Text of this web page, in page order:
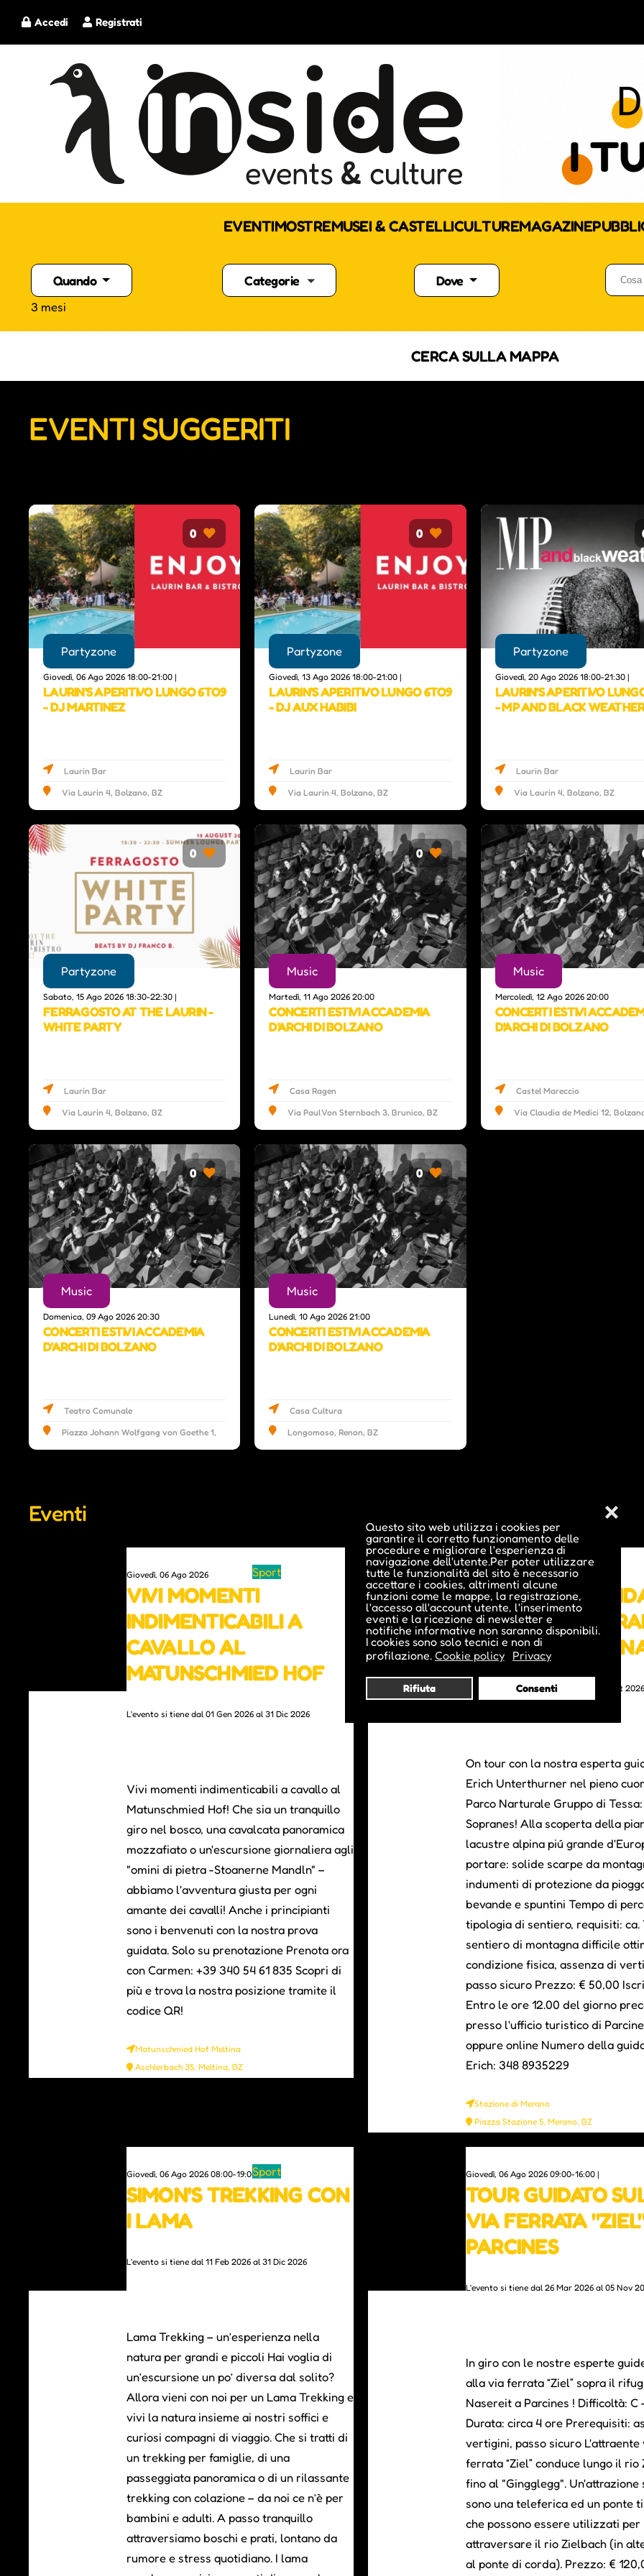
Questo sito web utilizza i cookies per
garantire il corretto funzionamento delle
procedure e migliorare l'esperienza di
navigazione dell'utente.Per poter utilizzare
tutte le funzionalità del sito è necessario
accettare i cookies, altrimenti alcune
funzioni come le mappe, la registrazione,
l'accesso all'account utente, l'inserimento
eventi e la ricezione di newsletter e
notifiche informative non saranno disponibili.
I cookies sono solo tecnici e non di
profilazione. Cookie policy Privacy
Rifiuta Consenti
❌
Registrati
Accedi
EVENTIMOSTREMUSEI & CASTELLICULTUREMAGAZINE
Quando
3 mesi
Categorie Dove
CERCA SULLA MAPPA
EVENTI SUGGERITI
0
Partyzone
Giovedì, 06 Ago 2026 18:00-21:00 |
LAURIN'S APERITIVO LUNGO 6TO9
- DJ MARTINEZ
Laurin Bar
Via Laurin 4, Bolzano, BZ
0
Partyzone
Giovedì, 13 Ago 2026 18:00-21:00 |
LAURIN'S APERITIVO LUNGO 6TO9
- DJ AUX HABIBI
Laurin Bar
Via Laurin 4, Bolzano, BZ
Partyzone
Giovedì, 20 Ago 2026 18:00-21:30 |
LAURIN'S APERITIVO
- MP AND BLACK
Laurin Bar
Via Laurin 4, Bolzano, BZ
0
Partyzone
Sabato, 15 Ago 2026 18:30-22:30 |
FERRAGOSTO AT THE LAURIN -
WHITE PARTY
Laurin Bar
Via Laurin 4, Bolzano, BZ
0
Music
Martedì, 11 Ago 2026 20:00
CONCERTI ESTIVI ACCADEMIA
D'ARCHI DI BOLZANO
Casa Ragen
Via Paul Von Sternbach 3, Brunico, BZ
Music
Mercoledì, 12 Ago 2026 20:00
CONCERTI ESTIVI
D'ARCHI DI BOLZANO
Castel Mareccio
Via Claudia de Medici 12,
0
Music
Domenica, 09 Ago 2026 20:30
CONCERTI ESTIVI ACCADEMIA
D'ARCHI DI BOLZANO
Teatro Comunale
Piazza Johann Wolfgang von Goethe 1,
0
Music
Lunedì, 10 Ago 2026 21:00
CONCERTI ESTIVI ACCADEMIA
D'ARCHI DI BOLZANO
Casa Cultura
Longomoso, Renon, BZ
Eventi
Giovedì, 06 Ago 2026
VIVI MOMENTI
INDIMENTICABILI A
CAVALLO AL
MATUNSCHMIED HOF
L'evento si tiene dal 01 Gen 2026 al 31 Dic 2026
Vivi momenti indimenticabili a cavallo al
Matunschmied Hof! Che sia un tranquillo
giro nel bosco, una cavalcata panoramica
mozzafiato o un'escursione giornaliera agli
"omini di pietra -Stoanerne Mandln" –
abbiamo l'avventura giusta per ogni
amante dei cavalli! Anche i principianti
sono i benvenuti con la nostra prova
guidata. Solo su prenotazione Prenota ora
con Carmen: +39 340 54 61 835 Scopri di
più e trova la nostra posizione tramite il
codice QR!
Matunschmied Hof Meltina
Aschlerbach 35, Meltina, BZ
0
Sport
Giovedì, 06 Ago 2026 07:10-18:00 |
ESCURSIONE
AI LAGHI DI
CON GUIDA
L'evento si tiene dal 11 Giu 2026 al 15 Ott 2026
On tour con la nostra esperta
Erich Unterthurner nel pieno
Parco Narturale Gruppo di
Sopranes! Alla scoperta della
lacustre alpina piú grande
portare: solide scarpe da
indumenti di protezione da
bevande e spuntini Tempo di
tipologia di sentiero, requisiti: ca.
sentiero di montagna difficile
condizione fisica, assenza di
passo sicuro Prezzo: € 50,00
Entro le ore 12.00 del giorno
presso l'ufficio turistico di
oppure online Numero della
Erich: 348 8935229
Stazione di Merano
Piazza Stazione 5, Merano, BZ
Giovedì, 06 Ago 2026 08:00-19:00 |
SIMON'S TREKKING CON
I LAMA
L'evento si tiene dal 11 Feb 2026 al 31 Dic 2026
Lama Trekking – un’esperienza nella
natura per grandi e piccoli Hai voglia di
un’escursione un po’ diversa dal solito?
Allora vieni con noi per un Lama Trekking e
vivi la natura insieme ai nostri soffici e
curiosi compagni di viaggio. Che si tratti di
un trekking per famiglie, di una
passeggiata panoramica o di un rilassante
trekking con colazione – da noi ce n’è per
bambini e adulti. A passo tranquillo
attraversiamo boschi e prati, lontano da
rumore e stress quotidiano. I lama
Sport
Giovedì, 06 Ago 2026 09:00-16:00 |
TOUR GUIDATO
VIA FERRATA
PARCINES
L'evento si tiene dal 26 Mar 2026 al 05 Nov
In giro con le nostre esperte
alla via ferrata “Ziel” sopra il
Nasereit a Parcines ! Difficoltà: C
Durata: circa 4 ore Prerequisiti:
vertigini, passo sicuro L'attraente
ferrata “Ziel” conduce lungo il rio
fino al "Gingglegg". Un'attrazione
sono una teleferica ed un ponte
che possono essere utilizzati per
attraversare il rio Zielbach (in
al ponte di corda). Prezzo: €